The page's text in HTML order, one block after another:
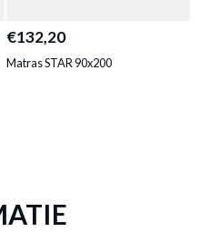
€132,20
Matras STAR 90x200